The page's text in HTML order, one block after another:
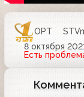
ОРТ
8 октября
Есть